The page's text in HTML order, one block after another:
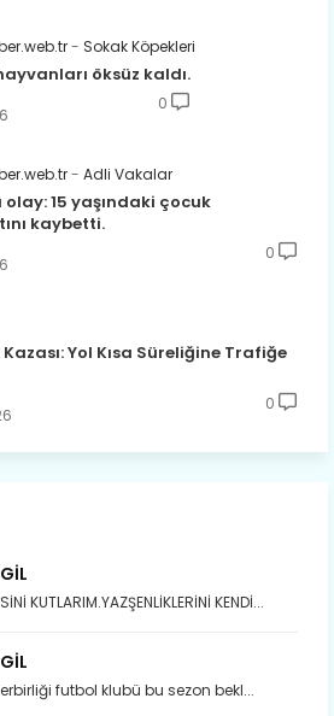
Sokak Köpekleri
öksüz kaldı.
0
Adli Vakalar
15 yaşındaki çocuk
kaybetti.
0
Yol Kısa Süreliğine Trafiğe
0
KUTLARIM.YAZŞENLİKLERİNİ KENDİ...
futbol klubü bu sezon bekl...